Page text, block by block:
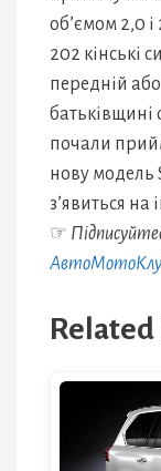
об’ємом 2,0
202 кінські
передній
батьківщині
почали
нову модель
з’явиться
☞
Related